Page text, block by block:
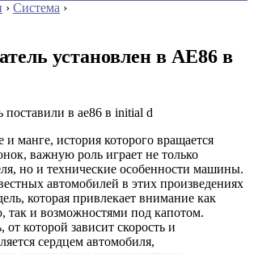
› Система ›
установлен в AE86 в
манге, история которого вращается
важную роль играет не только
но и технические особенности машины.
автомобилей в этих произведениях
которая привлекает внимание как
так и возможностями под капотом.
которой зависит скорость и
сердцем автомобиля,